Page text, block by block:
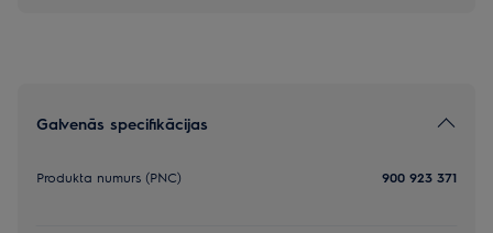
Galvenās specifikācijas
Produkta numurs (PNC) 900 923 371